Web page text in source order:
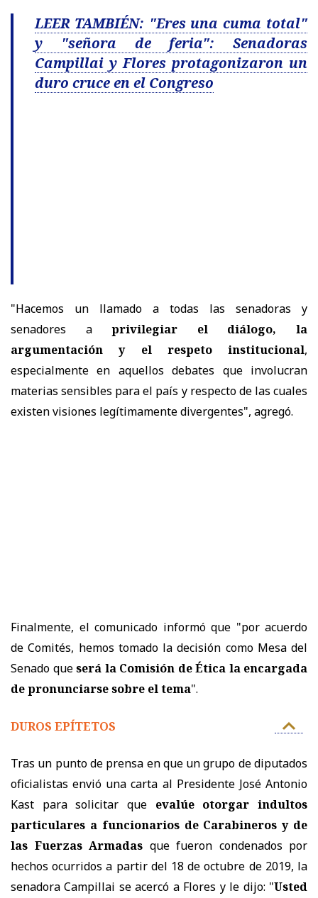
LEER TAMBIÉN: "Eres una cuma total"
y "señora de feria": Senadoras
Campillai y Flores protagonizaron un
duro cruce en el Congreso
"Hacemos un llamado a todas las senadoras y
senadores aprivilegiar el diálogo, la
argumentación y el respeto institucional,
especialmente en aquellos debates que involucran
materias sensibles para el país y respecto de las cuales
existen visiones legítimamente divergentes", agregó.
Finalmente, el comunicado informó que "por acuerdo
de Comités, hemos tomado la decisión como Mesa del
Senado queserá la Comisión de Ética la encargada
de pronunciarse sobre el tema".
DUROS EPÍTETOS
Tras un punto de prensa en que un grupo de diputados
oficialistas envió una carta al Presidente José Antonio
Kast para solicitar que evalúe otorgar indultos
particulares a funcionarios de Carabineros y de
las Fuerzas Armadas que fueron condenados por
hechos ocurridos a partir del 18 de octubre de 2019, la
senadora Campillai se acercó a Flores y le dijo: "Usted